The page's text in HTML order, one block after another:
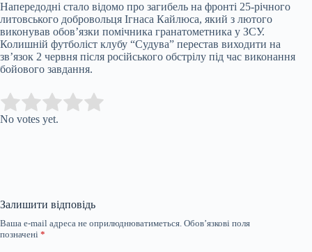
Напередодні стало відомо про загибель на фронті 25-річного
литовського добровольця Ігнаса Кайлюса, який з лютого
виконував обов’язки помічника гранатометника у ЗСУ.
Колишній футболіст клубу “Судува” перестав виходити на
зв’язок 2 червня після російського обстрілу під час виконання
бойового завдання.
Rate this item:
No votes yet.
Залишити відповідь
Ваша e-mail адреса не оприлюднюватиметься. Обов’язкові поля
позначені *